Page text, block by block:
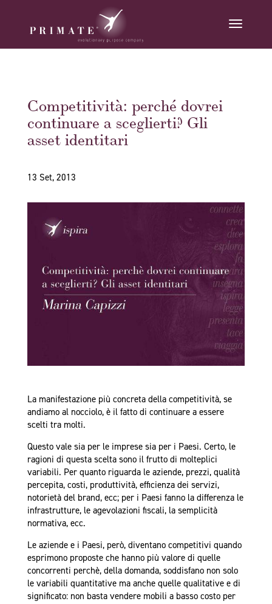
Competitività: perché dovrei
continuare a sceglierti? Gli
asset identitari
13 Set, 2013
La manifestazione più concreta della competitività, se
andiamo al nocciolo, è il fatto di continuare a essere
scelti tra molti.
Questo vale sia per le imprese sia per i Paesi. Certo, le
ragioni di questa scelta sono il frutto di molteplici
variabili. Per quanto riguarda le aziende, prezzi, qualità
percepita, costi, produttività, efficienza dei servizi,
notorietà del brand, ecc; per i Paesi fanno la differenza le
infrastrutture, le agevolazioni fiscali, la semplicità
normativa, ecc.
Le aziende e i Paesi, però, diventano competitivi quando
esprimono proposte che hanno più valore di quelle
concorrenti perchè, della domanda, soddisfano non solo
le variabili quantitative ma anche quelle qualitative e di
significato: non basta vendere mobili a basso costo per